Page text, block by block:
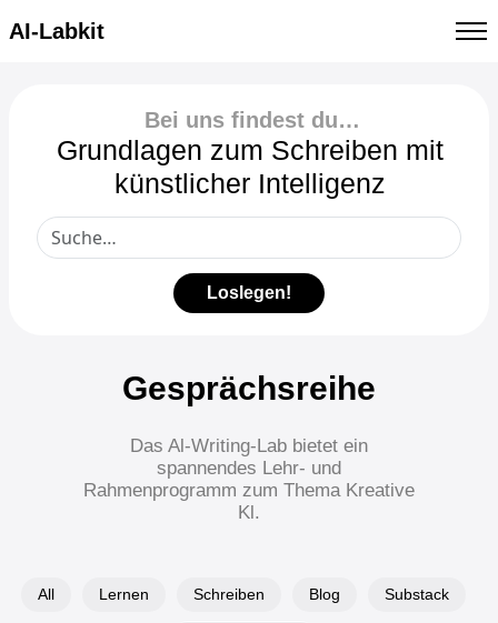
AI-Labkit
Bei uns findest du…
Grundlagen zum Schreiben mit
künstlicher Intelligenz
Loslegen!
Gesprächsreihe
Das Al-Writing-Lab bietet ein
spannendes Lehr- und
Rahmenprogramm zum Thema Kreative
Kl.
All Lernen Schreiben Blog Substack